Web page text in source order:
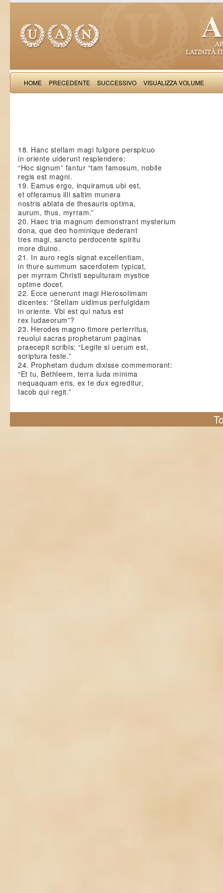
HOME PRECEDENTE SUCCESSIVO VISUALIZZA VOLUME
18. Hanc stellam magi fulgore perspicuo
in oriente uiderunt resplendere:
“Hoc signum” fantur “tam famosum, nobile
regis est magni.
19. Eamus ergo, inquiramus ubi est,
et offeramus illi saltim munera
nostris ablata de thesauris optima,
aurum, thus, myrram.”
20. Haec tria magnum demonstrant mysterium
dona, que deo hominique dederant
tres magi, sancto perdocente spiritu
more diuino.
21. In auro regis signat excellentiam,
in thure summum sacerdotem typicat,
per myrram Christi sepulturam mystice
optime docet.
22. Ecce uenerunt magi Hierosolimam
dicentes: “Stellam uidimus perfulgidam
in oriente. Vbi est qui natus est
rex Iudaeorum”?
23. Herodes magno timore perterritus,
reuolui sacras prophetarum paginas
praecepit scribis: “Legite si uerum est,
scriptura teste.”
24. Prophetam dudum dixisse commemorant:
“Et tu, Bethleem, terra Iuda minima
nequaquam eris, ex te dux egreditur,
Iacob qui regit.”